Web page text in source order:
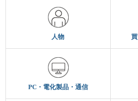
人物
PC・電化製品・通信